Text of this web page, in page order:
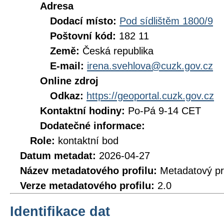
Adresa
Dodací místo: Pod sídlištěm 1800/9
Poštovní kód: 182 11
Země: Česká republika
E-mail: irena.svehlova@cuzk.gov.cz
Online zdroj
Odkaz: https://geoportal.cuzk.gov.cz
Kontaktní hodiny: Po-Pá 9-14 CET
Dodatečné informace:
Role: kontaktní bod
Datum metadat: 2026-04-27
Název metadatového profilu: Metadatový
Verze metadatového profilu: 2.0
Identifikace dat